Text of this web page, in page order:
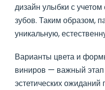
дизайн улыбки с учетом
зубов. Таким образом,
уникальную,
Варианты цвета и
виниров — важный этап
эстетических